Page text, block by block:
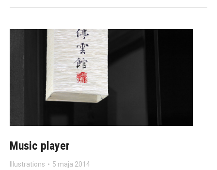
Music player
Illustrations 5 maja 2014